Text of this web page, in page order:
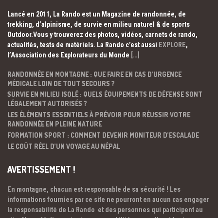
Lancé en 2011, La Rando est un Magazine de randonnée, de
trekking, d’alpinisme, de survie en milieu naturel & de sports
Outdoor.Vous y trouverez des photos, vidéos, carnets de rando,
actualités, tests de matériels. La Rando c’est aussi EXPLORE,
l’Association des Explorateurs du Monde […]
RANDONNÉE EN MONTAGNE : QUE FAIRE EN CAS D’URGENCE
MÉDICALE LOIN DE TOUT SECOURS ?
SURVIE EN MILIEU ISOLÉ : QUELS ÉQUIPEMENTS DE DÉFENSE SONT
LÉGALEMENT AUTORISÉS ?
LES ÉLÉMENTS ESSENTIELS À PRÉVOIR POUR RÉUSSIR VOTRE
RANDONNÉE EN PLEINE NATURE
FORMATION SPORT : COMMENT DEVENIR MONITEUR D’ESCALADE
LE COÛT RÉEL D’UN VOYAGE AU NÉPAL
AVERTISSEMENT !
En montagne, chacun est responsable de sa sécurité ! Les
informations fournies par ce site ne pourront en aucun cas engager
la responsabilité de La Rando et des personnes qui participent au